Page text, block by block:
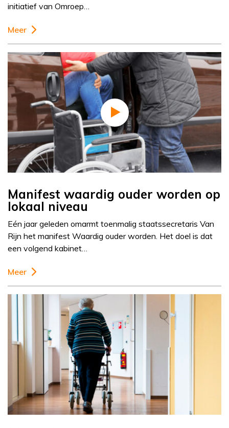
initiatief van Omroep…
Meer
Manifest waardig ouder worden op
lokaal niveau
Eén jaar geleden omarmt toenmalig staatssecretaris Van
Rijn het manifest Waardig ouder worden. Het doel is dat
een volgend kabinet…
Meer